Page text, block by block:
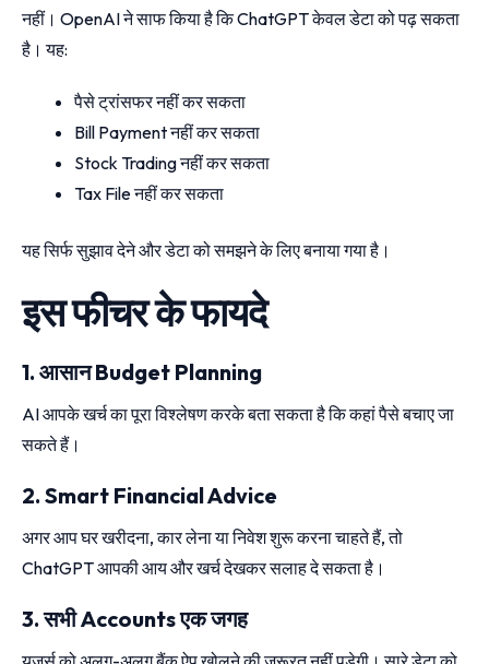
नहीं। OpenAI ने साफ किया है कि ChatGPT केवल डेटा को पढ़ सकता
है। यह:
पैसे ट्रांसफर नहीं कर सकता
Bill Payment नहीं कर सकता
Stock Trading नहीं कर सकता
Tax File नहीं कर सकता
यह सिर्फ सुझाव देने और डेटा को समझने के लिए बनाया गया है।
इस फीचर के फायदे
1. आसान Budget Planning
AI आपके खर्च का पूरा विश्लेषण करके बता सकता है कि कहां पैसे बचाए जा
सकते हैं।
2. Smart Financial Advice
अगर आप घर खरीदना, कार लेना या निवेश शुरू करना चाहते हैं, तो
ChatGPT आपकी आय और खर्च देखकर सलाह दे सकता है।
3. सभी Accounts एक जगह